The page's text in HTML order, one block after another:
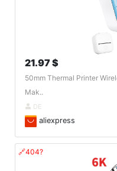
21.97 $
50mm Thermal Printer
Mak..
DE
aliexpress
🔗404?